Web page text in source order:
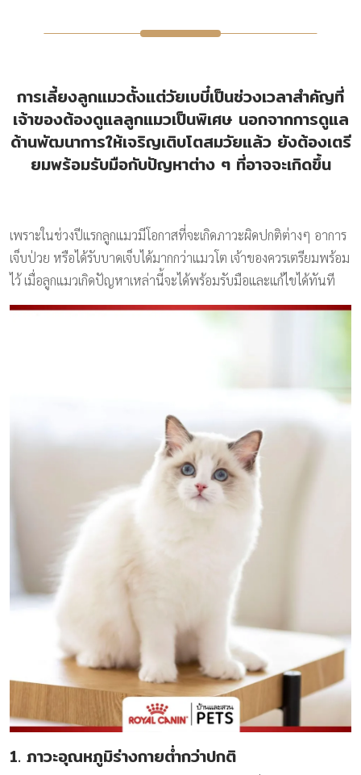
การเลี้ยงลูกแมวตั้งแต่วัยเบบี๋เป็นช่วงเวลาสำคัญที่
เจ้าของต้องดูแลลูกแมวเป็นพิเศษ นอกจากการดูแล
ด้านพัฒนาการให้เจริญเติบโตสมวัยแล้ว ยังต้องเตรี
ยมพร้อมรับมือกับปัญหาต่าง ๆ ที่อาจจะเกิดขึ้น
เพราะในช่วงปีแรกลูกแมวมีโอกาสที่จะเกิดภาวะผิดปกติต่างๆ อาการ
เจ็บป่วย หรือได้รับบาดเจ็บได้มากกว่าแมวโต เจ้าของควรเตรียมพร้อม
ไว้ เมื่อลูกแมวเกิดปัญหาเหล่านี้จะได้พร้อมรับมือและแก้ไขได้ทันที
1. ภาวะอุณหภูมิร่างกายต่ำกว่าปกติ